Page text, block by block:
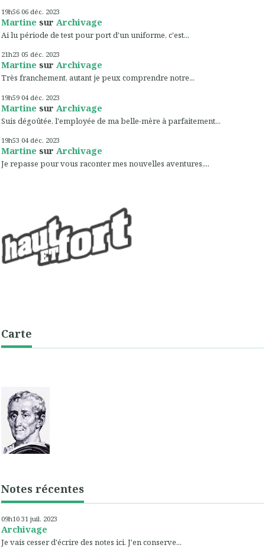
19h56 06 déc. 2023
Martine sur Archivage
Ai lu période de test pour port d'un uniforme, c'est...
21h23 05 déc. 2023
Martine sur Archivage
Très franchement, autant je peux comprendre notre...
19h59 04 déc. 2023
Martine sur Archivage
Suis dégoûtée, l'employée de ma belle-mère à parfaitement...
19h53 04 déc. 2023
Martine sur Archivage
Je repasse pour vous raconter mes nouvelles aventures,...
Carte
Notes récentes
09h10 31 juil. 2023
Archivage
Je vais cesser d'écrire des notes ici. J'en conserve...